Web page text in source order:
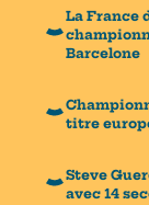
La France
Barcelone
titre
Steve
avec 14